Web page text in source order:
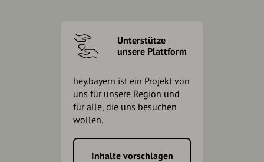
Unterstütze
unsere Plattform
hey.bayern ist ein Projekt von
uns für unsere Region und
für alle, die uns besuchen
wollen.
Inhalte vorschlagen